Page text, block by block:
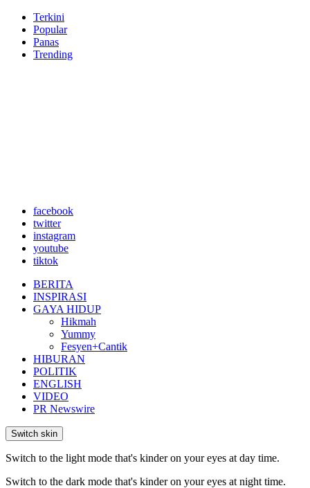
Terkini
Popular
Panas
Trending
facebook
twitter
instagram
youtube
tiktok
BERITA
INSPIRASI
GAYA HIDUP
Hikmah
Yummy
Fesyen+Cantik
HIBURAN
POLITIK
ENGLISH
VIDEO
PR Newswire
Switch skin
Switch to the light mode that's kinder on your eyes at day time.
Switch to the dark mode that's kinder on your eyes at night time.